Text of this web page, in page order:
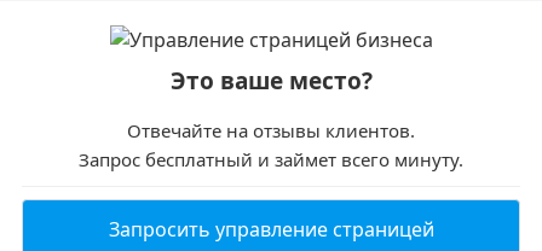
Это ваше место?
Отвечайте на отзывы клиентов.
Запрос бесплатный и займет всего минуту.
Запросить управление страницей